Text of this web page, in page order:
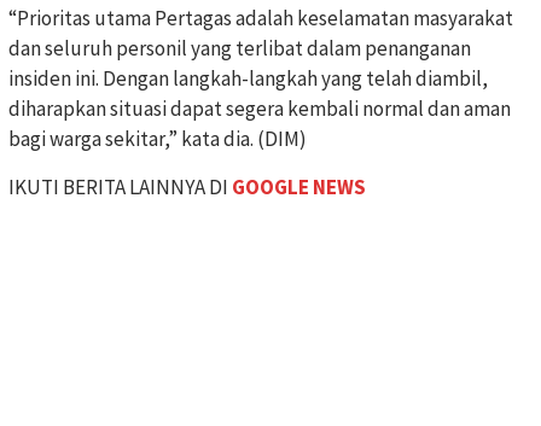
“Prioritas utama Pertagas adalah keselamatan masyarakat
dan seluruh personil yang terlibat dalam penanganan
insiden ini. Dengan langkah-langkah yang telah diambil,
diharapkan situasi dapat segera kembali normal dan aman
bagi warga sekitar,” kata dia. (DIM)
IKUTI BERITA LAINNYA DI GOOGLE NEWS